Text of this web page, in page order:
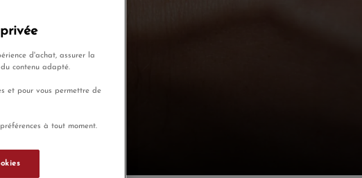
d'achat, assurer la
contenu adapté.
et pour vous permettre de
à tout moment.